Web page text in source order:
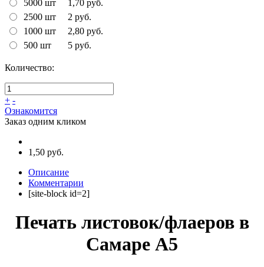
5000 шт
1,70 руб.
2500 шт
2 руб.
1000 шт
2,80 руб.
500 шт
5 руб.
Количество:
+ -
Ознакомится
Заказ одним кликом
1,50 руб.
Описание
Комментарии
[site-block id=2]
Печать листовок/флаеров в
Самаре А5